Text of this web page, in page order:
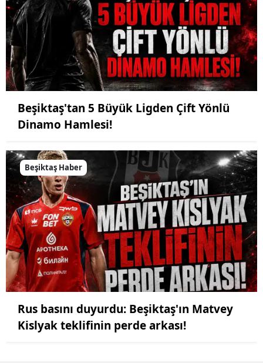
Beşiktaş'tan 5 Büyük Ligden Çift Yönlü
Dinamo Hamlesi!
Beşiktaş Haber
Rus basını duyurdu: Beşiktaş'ın Matvey
Kislyak teklifinin perde arkası!